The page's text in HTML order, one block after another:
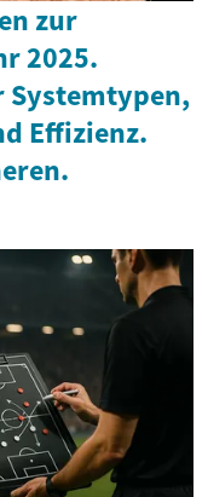
zur
2025.
Systemtypen,
Effizienz.